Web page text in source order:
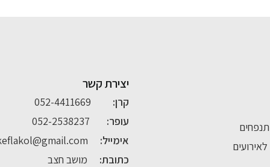
יצירת קשר
קרן:
052-4411669
עופר:
052-2538237
אימייל:
כתובת: מושב חצב